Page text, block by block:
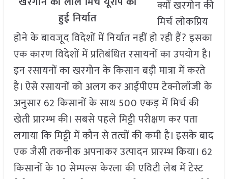
हुई निर्यात
क्यों खरगोन की
मिर्च लोकप्रिय
होने के बावजूद विदेशों में निर्यात नहीं हो रही हैं? इसका
एक कारण विदेशों में प्रतिबंधित रसायनों का उपयोग है।
इन रसायनों का खरगोन के किसान बड़ी मात्रा में करते
है। ऐसे रसायनों को अलग कर आईपीएम टेक्नोलॉजी के
अनुसार 62 किसानों के साथ 500 एकड़ में मिर्च की
खेती प्रारम्भ की। सबसे पहले मिट्टी परीक्षण कर पता
लगाया कि मिट्टी में कौन से तत्वों की कमी है। इसके बाद
एक जैसी तकनीक अपनाकर उत्पादन प्रारम्भ किया। 62
किसानों के 10 सेम्पल्स केरला की एविटी लेब में टेस्ट